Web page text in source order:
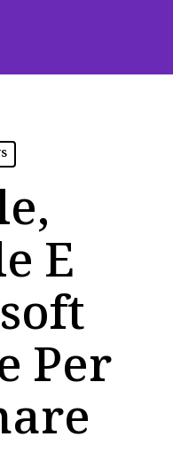
E
Per